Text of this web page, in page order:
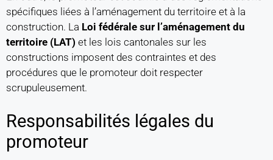
spécifiques liées à l’aménagement du territoire et à la
construction. La Loi fédérale sur l’aménagement du
territoire (LAT) et les lois cantonales sur les
constructions imposent des contraintes et des
procédures que le promoteur doit respecter
scrupuleusement.
Responsabilités légales du
promoteur